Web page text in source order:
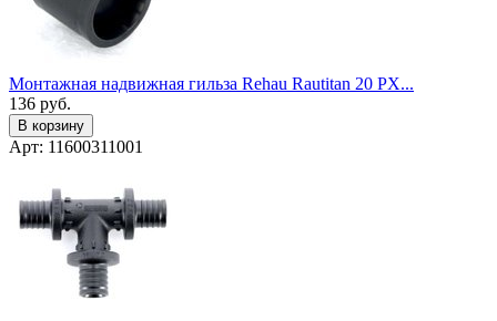
Монтажная надвижная гильза Rehau Rautitan 20 PX...
136 руб.
В корзину
Арт: 11600311001